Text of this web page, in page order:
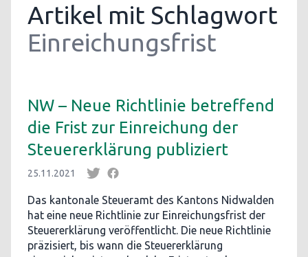
Artikel mit Schlagwort
Einreichungsfrist
NW – Neue Richtlinie betreffend
die Frist zur Einreichung der
Steuererklärung publiziert
25.11.2021
Das kantonale Steueramt des Kantons Nidwalden
hat eine neue Richtlinie zur Einreichungsfrist der
Steuererklärung veröffentlicht. Die neue Richtlinie
präzisiert, bis wann die Steuererklärung